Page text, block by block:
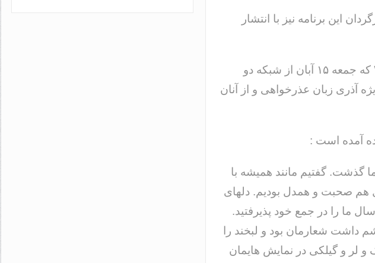
این برنامه نیز با انتشار
“محمد مسلمی” درخصوص برنامه اخیر”فیتیله” که جمعه ۱۵ آبان از شبکه دو
آذری زبان عذرخواهی و از آنان
آمده است :
گذشت. گفتیم مانند همیشه با
هم صحبت و همدل بودیم. دلهای
ما را در جمع خود پذیرفتید.
داشت شعارمان بود و لبخند را
و لر و گیلکی در نمایش هایمان